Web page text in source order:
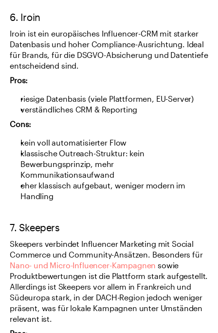
6. Iroin
Iroin ist ein europäisches Influencer-CRM mit starker
Datenbasis und hoher Compliance-Ausrichtung. Ideal
für Brands, für die DSGVO-Absicherung und Datentiefe
entscheidend sind.
Pros:
riesige Datenbasis (viele Plattformen, EU-Server)
verständliches CRM & Reporting
Cons:
kein voll automatisierter Flow
klassische Outreach-Struktur: kein
Bewerbungsprinzip, mehr
Kommunikationsaufwand
eher klassisch aufgebaut, weniger modern im
Handling
7. Skeepers
Skeepers verbindet Influencer Marketing mit Social
Commerce und Community-Ansätzen. Besonders für
Nano- und Micro-Influencer-Kampagnen sowie
Produktbewertungen ist die Plattform stark aufgestellt.
Allerdings ist Skeepers vor allem in Frankreich und
Südeuropa stark, in der DACH-Region jedoch weniger
präsent, was für lokale Kampagnen unter Umständen
relevant ist.